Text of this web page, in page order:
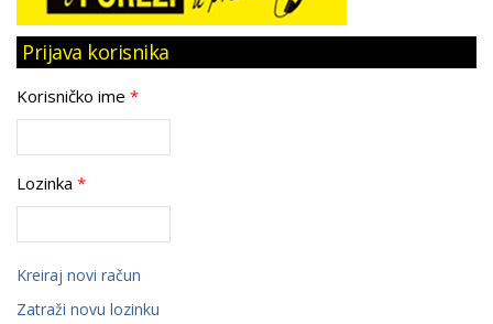
Prijava korisnika
Korisničko ime *
Lozinka *
Kreiraj novi račun
Zatraži novu lozinku